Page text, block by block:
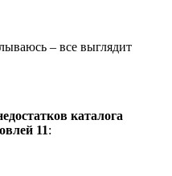
– все выглядит
каталога
11: